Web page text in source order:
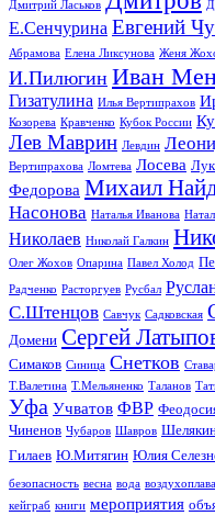
Дмитрий Ласьков
Е.Сенчурина Евгений
Абрамова Елена Ликсунова Женя
И.Пилюгин Иван
Гизатулина Илья Вертипрахов
Козорева Кравченко Кубок России
Лев Маврин Левдин
Вертипрахова Ломтева Лосева
Федорова Михаил
Насонова Наталья Иванова
Николаев Николай Галкин
Олег Жохов Опарина Павел Холод
Радченко Расторгуев Русбал
С.Штенцов Савчук Садковская
Домени Сергей
Симаков Синица Снетков
Т.Валетина Т.Мельяненко Таланов
Уфа Учватов ФВР
Чиненов Чубаров Шавров
Гилаев Ю.Митягин Юлия
безопасность весна вода
кейграб книги мероприятия